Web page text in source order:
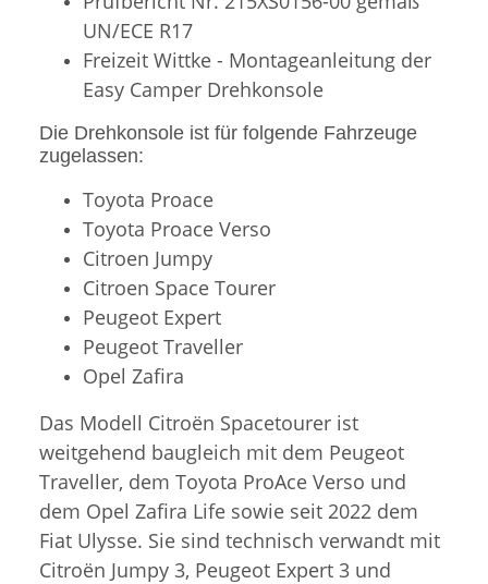
UN/ECE R17
Freizeit Wittke - Montageanleitung der
Easy Camper Drehkonsole
Die Drehkonsole ist für folgende Fahrzeuge
zugelassen:
Toyota Proace
Toyota Proace Verso
Citroen Jumpy
Citroen Space Tourer
Peugeot Expert
Peugeot Traveller
Opel Zafira
Das Modell Citroën Spacetourer ist
weitgehend baugleich mit dem Peugeot
Traveller, dem Toyota ProAce Verso und
dem Opel Zafira Life sowie seit 2022 dem
Fiat Ulysse. Sie sind technisch verwandt mit
Citroën Jumpy 3, Peugeot Expert 3 und